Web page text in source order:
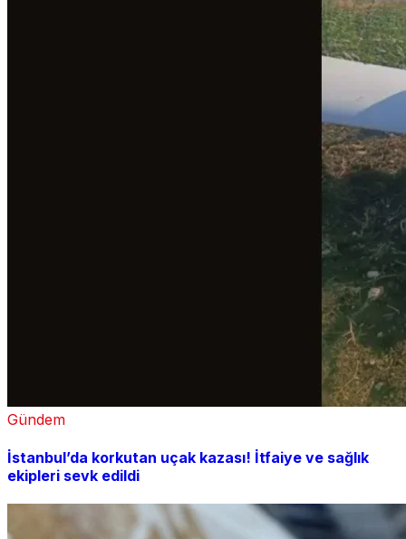
Gündem
İstanbul’da korkutan uçak kazası! İtfaiye ve sağlık
ekipleri sevk edildi